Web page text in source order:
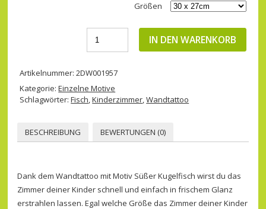
Größen
IN DEN WARENKORB
Artikelnummer:2DW001957
Kategorie:Einzelne Motive
Schlagwörter:Fisch,Kinderzimmer,Wandtattoo
BESCHREIBUNG BEWERTUNGEN (0)
Dank dem Wandtattoo mit Motiv Süßer Kugelfisch wirst du das
Zimmer deiner Kinder schnell und einfach in frischem Glanz
erstrahlen lassen. Egal welche Größe das Zimmer deiner Kinder